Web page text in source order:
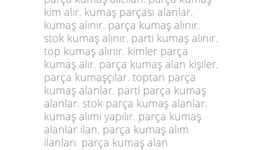
kim alır. kumaş parçası alanlar.
kumaş alınır. parça kumaş alınır.
stok kumaş alınır. parti kumaş alınır.
top kumaş alınır. kimler parça
kumaş alır. parça kumaş alan kişiler.
parça kumaşçılar. toptan parça
kumaş alanlar. parti parça kumaş
alanlar. stok parça kumaş alanlar.
kumaş alımı yapılır. parça kumaş
alanlar ilan. parça kumaş alım
ilanları. parça kumaş alan